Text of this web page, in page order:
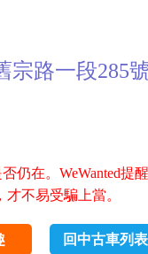
宗路一段285
仍在。WeWanted提
才不易受騙上當。
回中古車列表